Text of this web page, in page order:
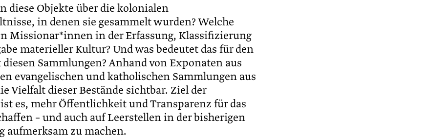
diese Objekte über die kolonialen
in denen sie gesammelt wurden? Welche
Missionar*innen in der Erfassung, Klassifizierung
materieller Kultur? Und was bedeutet das für den
Sammlungen? Anhand von Exponaten aus
evangelischen und katholischen Sammlungen aus
Vielfalt dieser Bestände sichtbar. Ziel der
es, mehr Öffentlichkeit und Transparenz für das
– und auch auf Leerstellen in der bisherigen
aufmerksam zu machen.